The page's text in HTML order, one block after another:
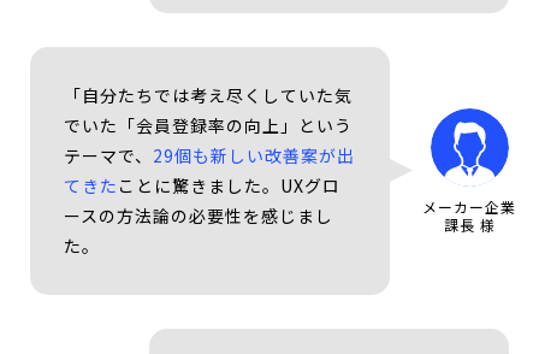
「自分たちでは考え尽くしていた気
でいた「会員登録率の向上」という
テーマで、 29個も新しい改善案が出
てきた ことに驚きました。UXグロ
ースの方法論の必要性を感じまし
た。
メーカー企業
課長 様